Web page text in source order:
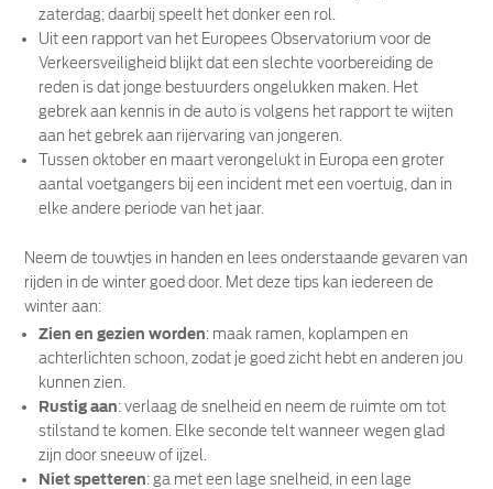
zaterdag; daarbij speelt het donker een rol.
Uit een rapport van het Europees Observatorium voor de
Verkeersveiligheid blijkt dat een slechte voorbereiding de
reden is dat jonge bestuurders ongelukken maken. Het
gebrek aan kennis in de auto is volgens het rapport te wijten
aan het gebrek aan rijervaring van jongeren.
Tussen oktober en maart verongelukt in Europa een groter
aantal voetgangers bij een incident met een voertuig, dan in
elke andere periode van het jaar.
Neem de touwtjes in handen en lees onderstaande gevaren van
rijden in de winter goed door. Met deze tips kan iedereen de
winter aan:
Zien en gezien worden: maak ramen, koplampen en
achterlichten schoon, zodat je goed zicht hebt en anderen jou
kunnen zien.
Rustig aan: verlaag de snelheid en neem de ruimte om tot
stilstand te komen. Elke seconde telt wanneer wegen glad
zijn door sneeuw of ijzel.
Niet spetteren: ga met een lage snelheid, in een lage